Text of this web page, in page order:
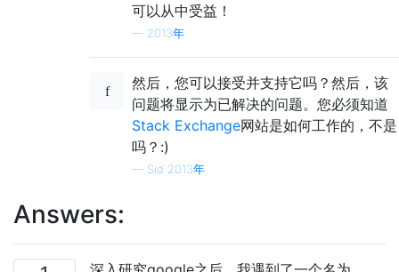
可以从中受益！
— 2013年
然后，您可以接受并支持它吗？然后，该
问题将显示为已解决的问题。您必须知道
Stack Exchange网站是如何工作的，不是
吗？:)
— Sid 2013年
Answers: